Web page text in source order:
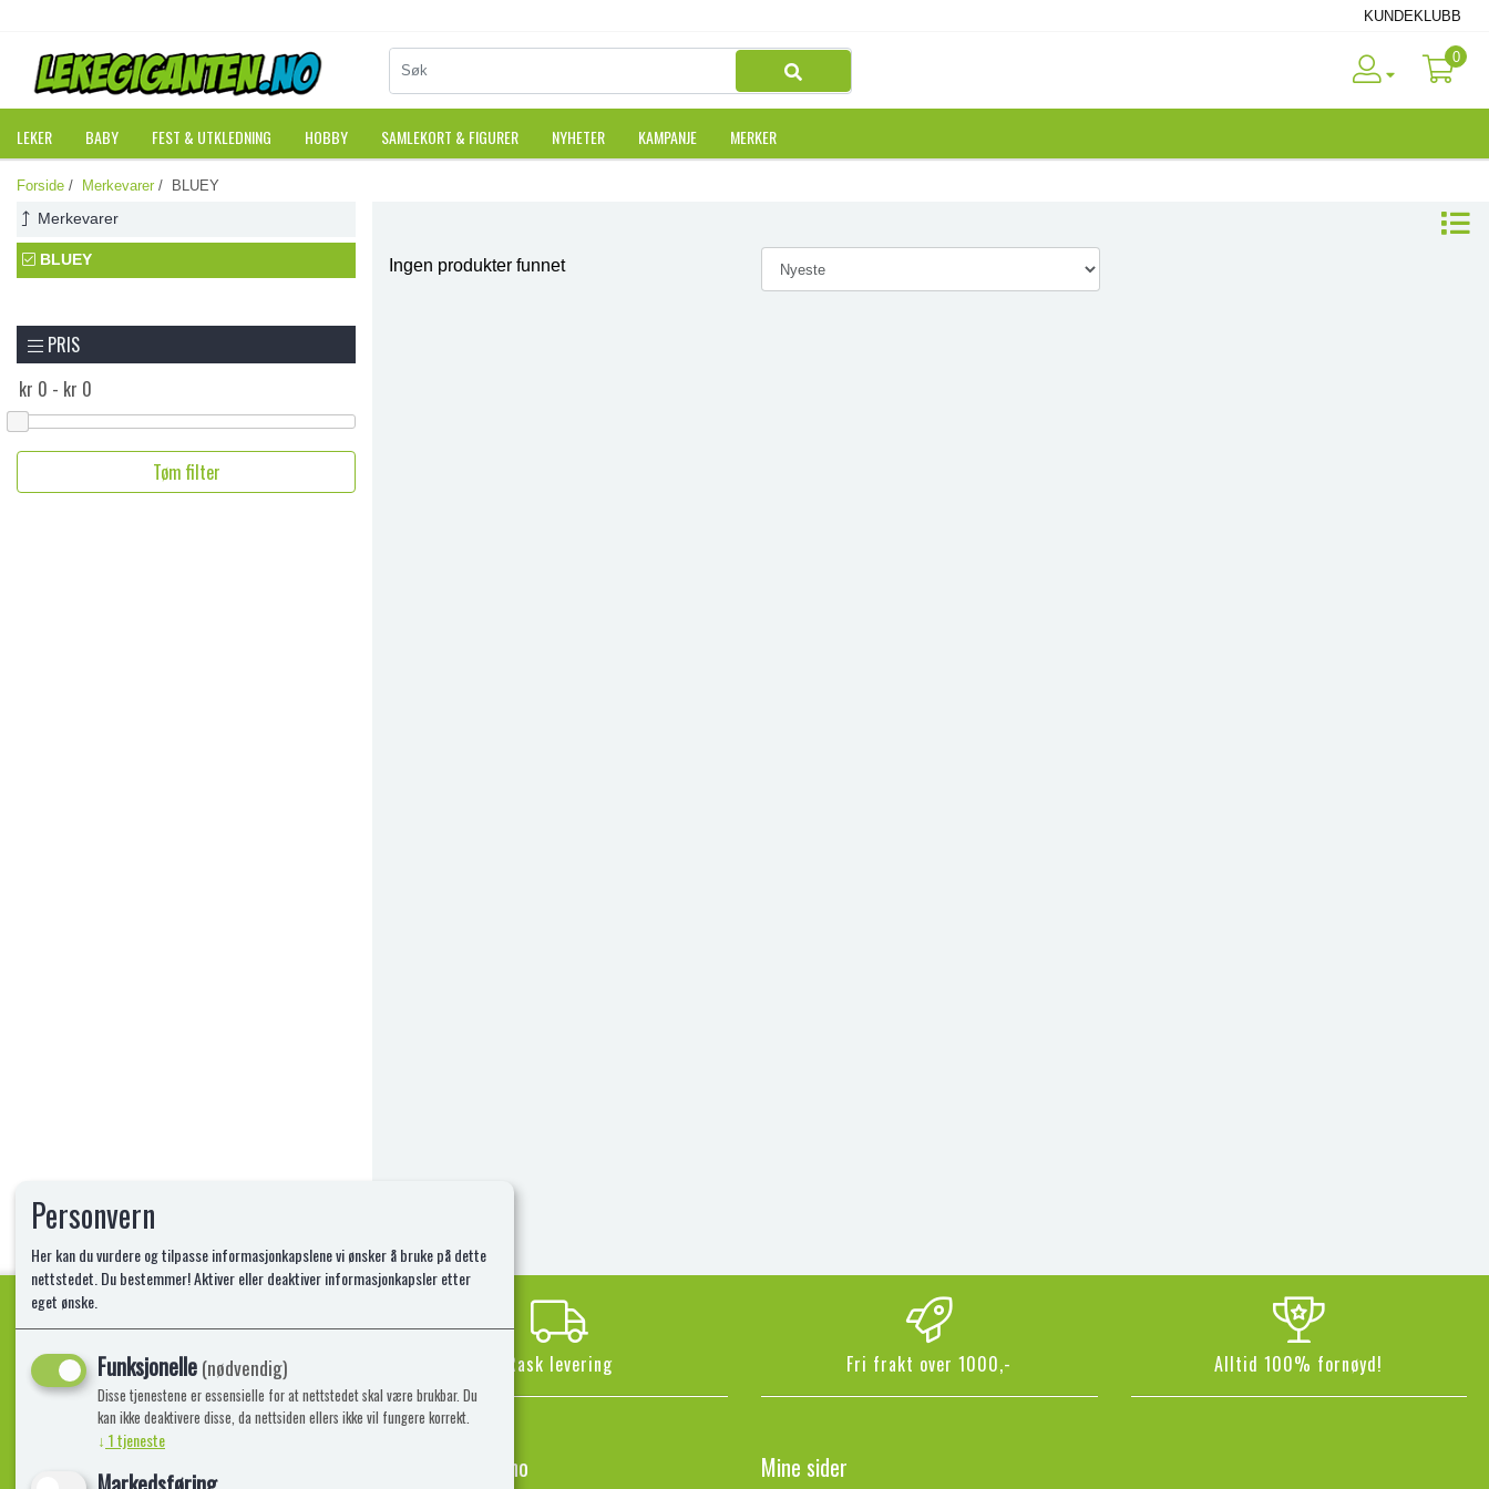
KUNDEKLUBB
0
LEKER BABY FEST & UTKLEDNING HOBBY SAMLEKORT & FIGURER NYHETER KAMPANJE MERKER
Forside / Merkevarer / BLUEY
Merkevarer
BLUEY
PRIS
Tøm filter
Ingen produkter funnet
Kvalitetsprodukter! Rask levering Fri frakt over 1000,- Alltid 100% fornøyd!
Informasjon Lekegiganten.no Mine sider
Personvern
Her kan du vurdere og tilpasse informasjonkapslene vi ønsker å bruke på dette
nettstedet. Du bestemmer! Aktiver eller deaktiver informasjonkapsler etter
eget ønske.
Funksjonelle(nødvendig)
Disse tjenestene er essensielle for at nettstedet skal være brukbar. Du
kan ikke deaktivere disse, da nettsiden ellers ikke vil fungere korrekt.
↓ 1tjeneste